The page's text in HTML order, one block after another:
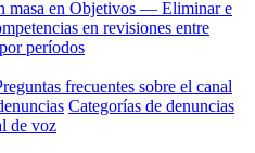
masa en Objetivos — Eliminar e
en revisiones entre
períodos
frecuentes sobre el canal
Categorías de denuncias
de voz